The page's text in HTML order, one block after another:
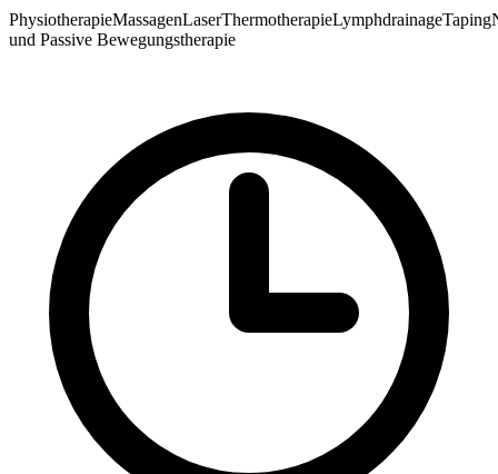
PhysiotherapieMassagenLaserThermotherapieLymphdrainageTaping
und Passive Bewegungstherapie